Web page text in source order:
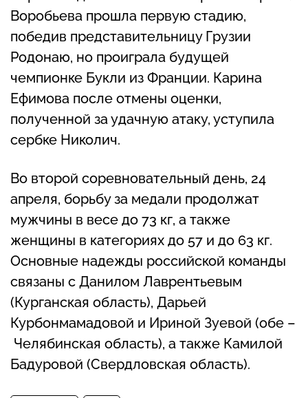
Воробьева прошла первую стадию,
победив представительницу Грузии
Родонаю, но проиграла будущей
чемпионке Букли из Франции. Карина
Ефимова после отмены оценки,
полученной за удачную атаку, уступила
сербке Николич.
Во второй соревновательный день, 24
апреля, борьбу за медали продолжат
мужчины в весе до 73 кг, а также
женщины в категориях до 57 и до 63 кг.
Основные надежды российской команды
связаны с Данилом Лаврентьевым
(Курганская область), Дарьей
Курбонмамадовой и Ириной Зуевой (обе –
Челябинская область), а также Камилой
Бадуровой (Свердловская область).